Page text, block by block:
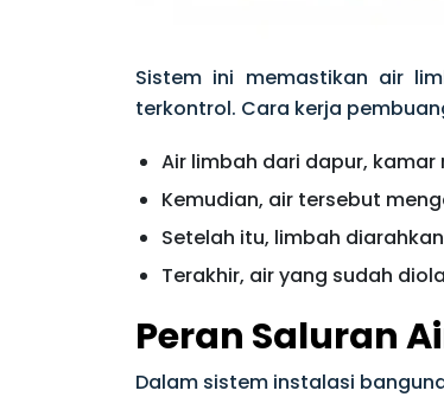
Sistem ini memastikan air
terkontrol. Cara kerja
Air limbah dari dapur, kamar
Kemudian, air tersebut
Setelah itu, limbah
Terakhir, air yang sudah
Peran Saluran
Dalam sistem instalasi